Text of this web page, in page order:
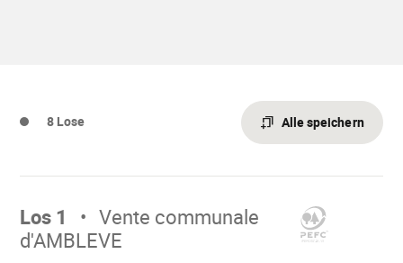
8 Lose Alle speichern
Mach
Los 1
Vente communale
d'AMBLEVE